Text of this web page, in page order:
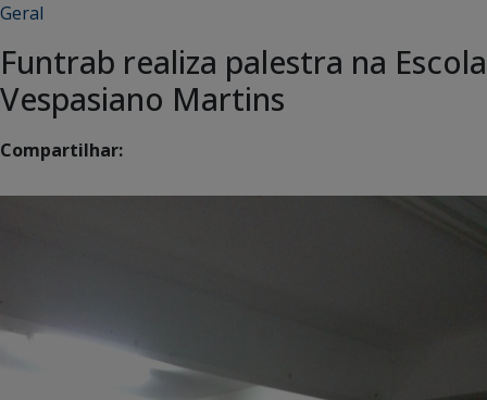
Geral
Funtrab realiza palestra na Escola
Vespasiano Martins
Compartilhar: